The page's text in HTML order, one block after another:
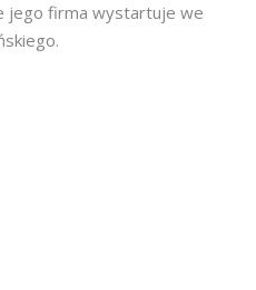
jego firma wystartuje we